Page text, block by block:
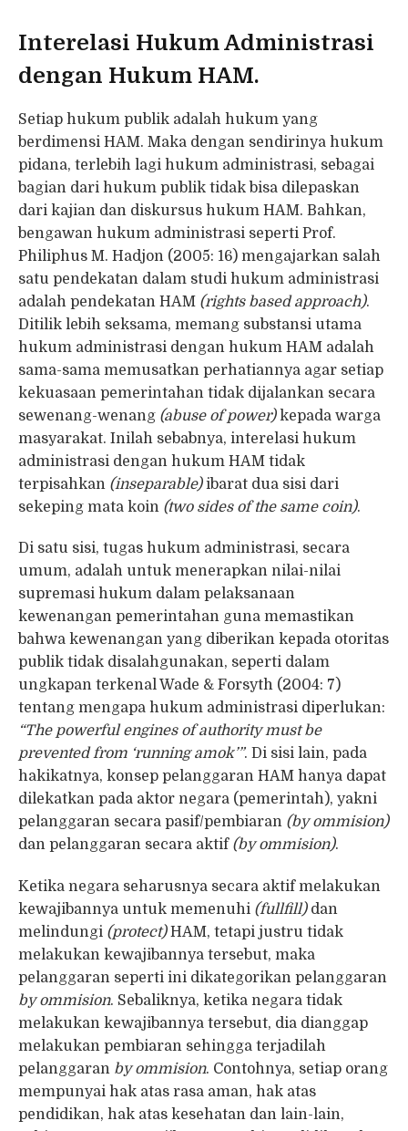
Interelasi Hukum Administrasi
dengan Hukum HAM.
Setiap hukum publik adalah hukum yang
berdimensi HAM. Maka dengan sendirinya hukum
pidana, terlebih lagi hukum administrasi, sebagai
bagian dari hukum publik tidak bisa dilepaskan
dari kajian dan diskursus hukum HAM. Bahkan,
bengawan hukum administrasi seperti Prof.
Philiphus M. Hadjon (2005: 16) mengajarkan salah
satu pendekatan dalam studi hukum administrasi
adalah pendekatan HAM (rights based approach).
Ditilik lebih seksama, memang substansi utama
hukum administrasi dengan hukum HAM adalah
sama-sama memusatkan perhatiannya agar setiap
kekuasaan pemerintahan tidak dijalankan secara
sewenang-wenang (abuse of power)kepada warga
masyarakat. Inilah sebabnya, interelasi hukum
administrasi dengan hukum HAM tidak
terpisahkan (inseparable)ibarat dua sisi dari
sekeping mata koin (two sides of the same coin).
Di satu sisi, tugas hukum administrasi, secara
umum, adalah untuk menerapkan nilai-nilai
supremasi hukum dalam pelaksanaan
kewenangan pemerintahan guna memastikan
bahwa kewenangan yang diberikan kepada otoritas
publik tidak disalahgunakan, seperti dalam
ungkapan terkenal Wade & Forsyth (2004: 7)
tentang mengapa hukum administrasi diperlukan:
“The powerful engines of authority must be
prevented from ‘running amok’”. Di sisi lain, pada
hakikatnya, konsep pelanggaran HAM hanya dapat
dilekatkan pada aktor negara (pemerintah), yakni
pelanggaran secara pasif/pembiaran (by ommision)
dan pelanggaran secara aktif (by ommision).
Ketika negara seharusnya secara aktif melakukan
kewajibannya untuk memenuhi (fullfill)dan
melindungi (protect)HAM, tetapi justru tidak
melakukan kewajibannya tersebut, maka
pelanggaran seperti ini dikategorikan pelanggaran
by ommision. Sebaliknya, ketika negara tidak
melakukan kewajibannya tersebut, dia dianggap
melakukan pembiaran sehingga terjadilah
pelanggaran by ommision. Contohnya, setiap orang
mempunyai hak atas rasa aman, hak atas
pendidikan, hak atas kesehatan dan lain-lain,